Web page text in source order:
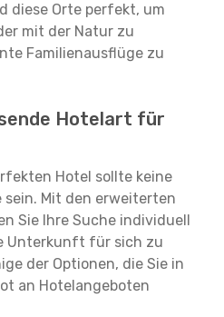
diese Orte perfekt, um
mit der Natur zu
Familienausflüge zu
Hotelart für
Hotel sollte keine
Mit den erweiterten
Sie Ihre Suche individuell
Unterkunft für sich zu
der Optionen, die Sie in
an Hotelangeboten